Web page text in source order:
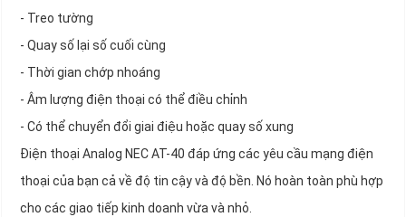
- Treo tường
- Quay số lại số cuối cùng
- Thời gian chớp nhoáng
- Âm lượng điện thoại có thể điều chỉnh
- Có thể chuyển đổi giai điệu hoặc quay số xung
Điện thoại Analog NEC AT-40 đáp ứng các yêu cầu mạng điện
thoại của bạn cả về độ tin cậy và độ bền. Nó hoàn toàn phù hợp
cho các giao tiếp kinh doanh vừa và nhỏ.